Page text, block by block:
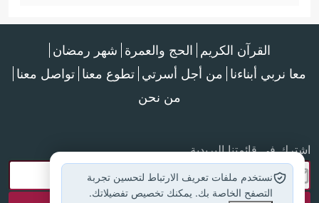
القرآن الكريم الحج والعمرة شهر رمضان
معا نربي أبناءنا من أجل أسرتي تطوع معنا تواصل معنا
من نحن
اشترك في قائمتنا البريدية
نستخدم ملفات تعريف الارتباط لتحسين تجربة
التصفح الخاصة بك. يمكنك تخصيص تفضيلاتك.